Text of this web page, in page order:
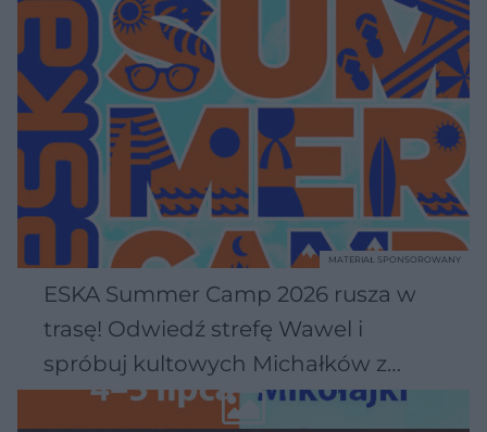
ESKA Summer Camp 2026 rusza w
trasę! Odwiedź strefę Wawel i
spróbuj kultowych Michałków z
Wawelu
MATERIAŁ SPONSOROWANY